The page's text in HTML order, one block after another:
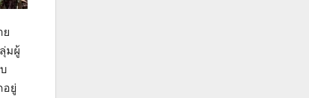
ย
มผู้
อยู่